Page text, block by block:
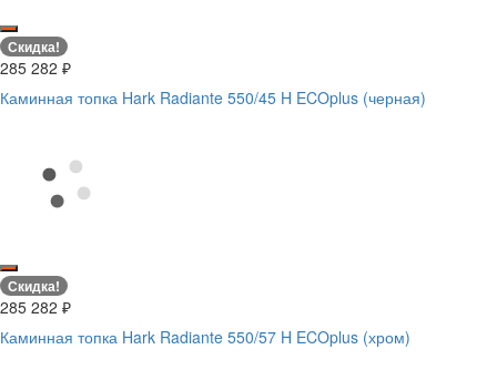
Скидка!
285 282 ₽
Каминная топка Hark Radiante 550/45 H ECOplus (черная)
Скидка!
285 282 ₽
Каминная топка Hark Radiante 550/57 H ECOplus (хром)